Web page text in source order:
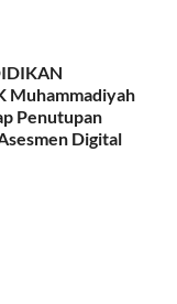
Muhammadiyah
Penutupan
Digital